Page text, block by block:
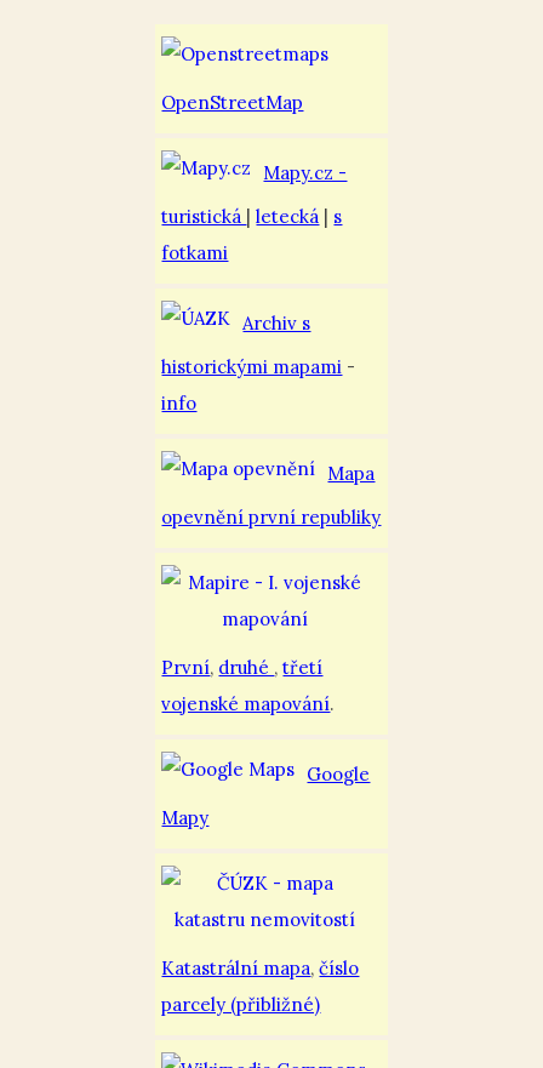
OpenStreetMap
Mapy.cz -
turistická |letecká | s
fotkami
Archiv s
historickými mapami -
info
Mapa
opevnění první republiky
První, druhé ,třetí
vojenské mapování.
Google
Mapy
Katastrální mapa,číslo
parcely (přibližné)